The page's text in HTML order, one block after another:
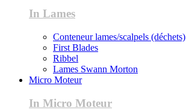
In Lames
Conteneur lames/scalpels (déchets)
First Blades
Ribbel
Lames Swann Morton
Micro Moteur
In Micro Moteur